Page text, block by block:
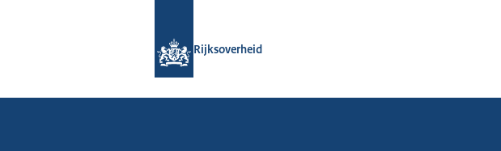
Rijksoverheid